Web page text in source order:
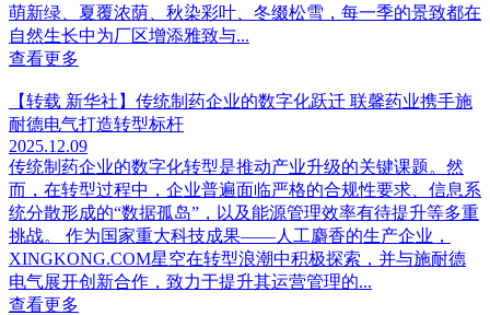
萌新绿、夏覆浓荫、秋染彩叶、冬缀松雪，每一季的景致都在
自然生长中为厂区增添雅致与...
查看更多
【转载 新华社】传统制药企业的数字化跃迁 联馨药业携手施
耐德电气打造转型标杆
2025.12.09
传统制药企业的数字化转型是推动产业升级的关键课题。然
而，在转型过程中，企业普遍面临严格的合规性要求、信息系
统分散形成的“数据孤岛”，以及能源管理效率有待提升等多重
挑战。 作为国家重大科技成果——人工麝香的生产企业，
XINGKONG.COM星空在转型浪潮中积极探索，并与施耐德
电气展开创新合作，致力于提升其运营管理的...
查看更多